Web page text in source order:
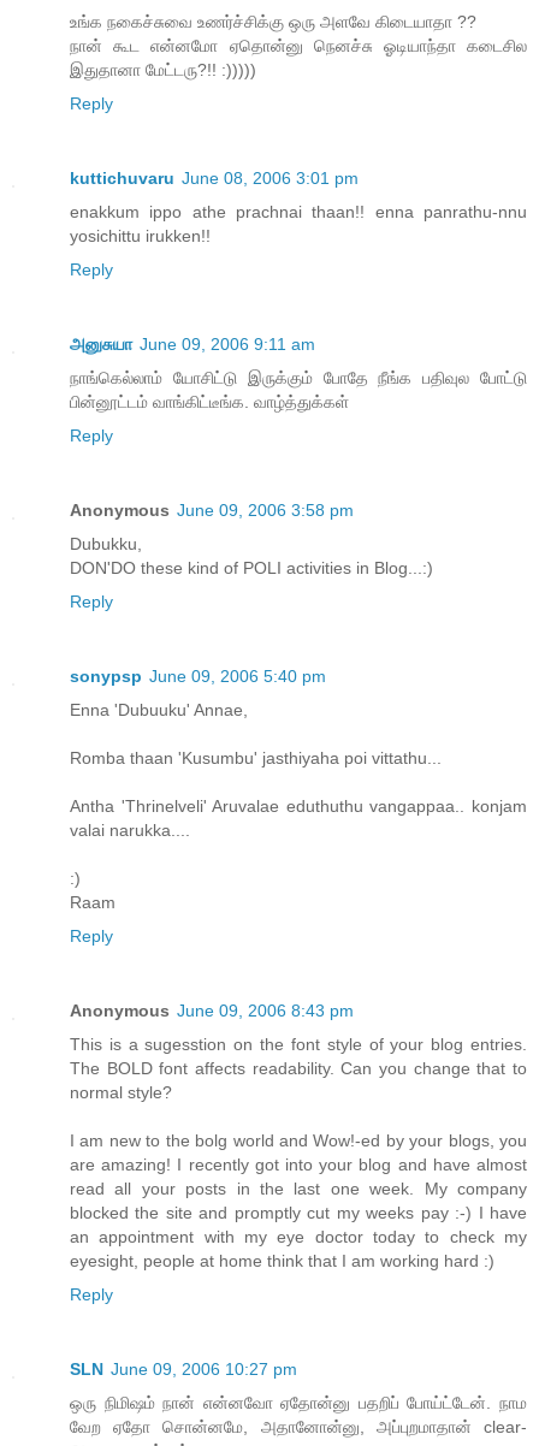
உங்க நகைச்சுவை உணர்ச்சிக்கு ஒரு அளவே கிடையாதா ??
நான் கூட என்னமோ ஏதொன்னு நெனச்சு ஓடியாந்தா கடைசில
இதுதானா மேட்டரு?!! :)))))
Reply
kuttichuvaru June 08, 2006 3:01 pm
enakkum ippo athe prachnai thaan!! enna panrathu-nnu
yosichittu irukken!!
Reply
அனுசுயா June 09, 2006 9:11 am
நாங்கெல்லாம் யோசிட்டு இருக்கும் போதே நீங்க பதிவுல போட்டு
பின்னூட்டம் வாங்கிட்டீங்க. வாழ்த்துக்கள்
Reply
Anonymous June 09, 2006 3:58 pm
Dubukku,
DON'DO these kind of POLI activities in Blog...:)
Reply
sonypsp June 09, 2006 5:40 pm
Enna 'Dubuuku' Annae,
Romba thaan 'Kusumbu' jasthiyaha poi vittathu...
Antha 'Thrinelveli' Aruvalae eduthuthu vangappaa.. konjam
valai narukka....
:)
Raam
Reply
Anonymous June 09, 2006 8:43 pm
This is a sugesstion on the font style of your blog entries.
The BOLD font affects readability. Can you change that to
normal style?
I am new to the bolg world and Wow!-ed by your blogs, you
are amazing! I recently got into your blog and have almost
read all your posts in the last one week. My company
blocked the site and promptly cut my weeks pay :-) I have
an appointment with my eye doctor today to check my
eyesight, people at home think that I am working hard :)
Reply
SLN June 09, 2006 10:27 pm
ஒரு நிமிஷம் நான் என்னவோ ஏதோன்னு பதறிப் போய்ட்டேன். நாம
வேற ஏதோ சொன்னமே, அதானோன்னு, அப்புறமாதான் clear-